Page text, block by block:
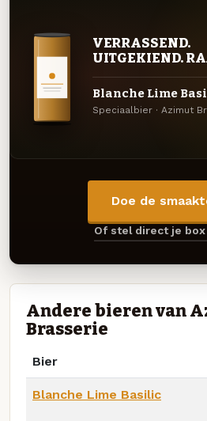
VERRASSEND.
UITGEKIEND.
Blanche Lime
Speciaalbier · Azimut
Doe de
Of stel direct je
Andere bieren van
Brasserie
Bier
Blanche Lime Basilic